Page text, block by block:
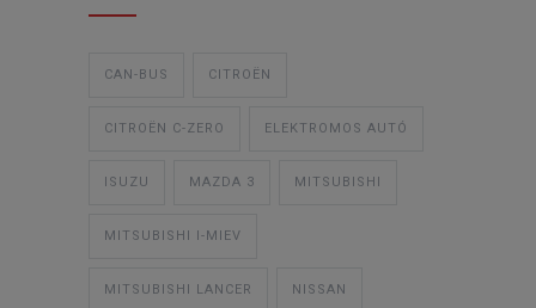
CAN-BUS CITROËN
CITROËN C-ZERO ELEKTROMOS AUTÓ
ISUZU MAZDA 3 MITSUBISHI
MITSUBISHI I-MIEV
MITSUBISHI LANCER NISSAN